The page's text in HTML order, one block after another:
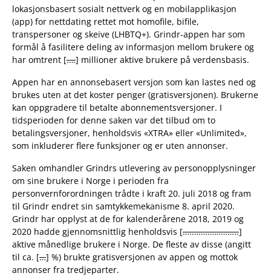
lokasjonsbasert sosialt nettverk og en mobilapplikasjon
(app) for nettdating rettet mot homofile, bifile,
transpersoner og skeive (LHBTQ+). Grindr-appen har som
formål å fasilitere deling av informasjon mellom brukere og
har omtrent [.…] millioner aktive brukere på verdensbasis.
Appen har en annonsebasert versjon som kan lastes ned og
brukes uten at det koster penger (gratisversjonen). Brukerne
kan oppgradere til betalte abonnementsversjoner. I
tidsperioden for denne saken var det tilbud om to
betalingsversjoner, henholdsvis «XTRA» eller «Unlimited»,
som inkluderer flere funksjoner og er uten annonser.
Saken omhandler Grindrs utlevering av personopplysninger
om sine brukere i Norge i perioden fra
personvernforordningen trådte i kraft 20. juli 2018 og fram
til Grindr endret sin samtykkemekanisme 8. april 2020.
Grindr har opplyst at de for kalenderårene 2018, 2019 og
2020 hadde gjennomsnittlig henholdsvis […..………………..]
aktive månedlige brukere i Norge. De fleste av disse (angitt
til ca. […] %) brukte gratisversjonen av appen og mottok
annonser fra tredjeparter.